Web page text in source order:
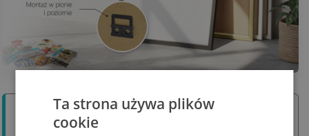
Instrukcja montażu i czyszczenie
Ta strona używa plików
cookie